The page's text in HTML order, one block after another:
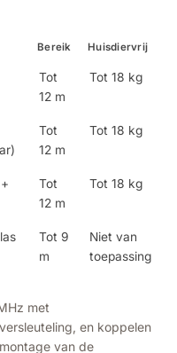
Bereik Huisdiervrij
Tot
12 m
Tot 18 kg
Tot
12 m
Tot 18 kg
Tot
12 m
Tot 18 kg
Tot 9
m
Niet van
toepassing
met
en koppelen
van de